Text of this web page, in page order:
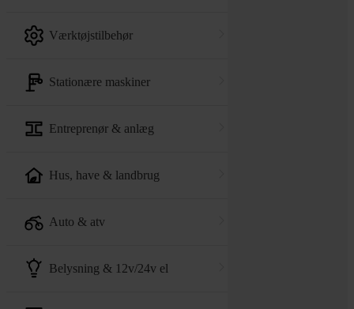
værktøjstilbehør
stationære maskiner
entreprenør & anlæg
hus, have & landbrug
auto & atv
belysning & 12v/24v el